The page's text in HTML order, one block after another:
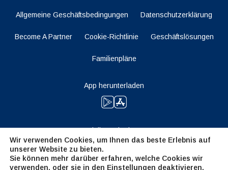
Allgemeine Geschäftsbedingungen Datenschutzerklärung
Become A Partner Cookie-Richtlinie Geschäftslösungen
Familienpläne
App herunterladen
Bleiben Sie dran
Wir verwenden Cookies, um Ihnen das beste Erlebnis auf
unserer Website zu bieten.
Sie können mehr darüber erfahren, welche Cookies wir
verwenden, oder sie in den Einstellungen deaktivieren.